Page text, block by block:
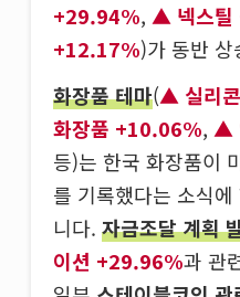
+29.94%, 넥스
+12.17%)가 동반 상
화장품 테마( 실리
화장품 +10.06%,
등)는 한국 화장품이
를 기록했다는 소식
니다. 자금조달 계획
이션 +29.96%과 관